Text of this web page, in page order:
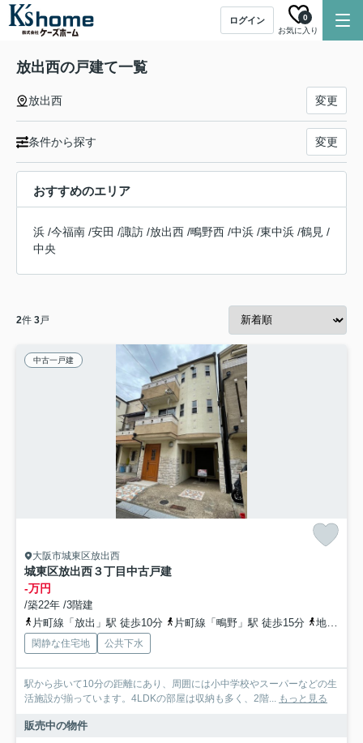
ログイン
お気に入り
0
放出西の戸建て一覧
放出西 変更
条件から探す 変更
おすすめのエリア
浜 /今福南 /安田 /諏訪 /放出西 /鴫野西 /中浜 /東中浜 /鶴見 /
中央
2件 3戸
中古一戸建
大阪市城東区放出西
城東区放出西３丁目中古戸建
-万円
/築22年 /3階建
片町線「放出」駅 徒歩10分
片町線「鴫野」駅 徒歩15分 地下鉄長堀鶴見緑地「今福鶴見」駅 徒歩18分
閑静な住宅地 公共下水
駅から歩いて10分の距離にあり、周囲には小中学校やスーパーなどの生
活施設が揃っています。4LDKの部屋は収納も多く、2階... もっと見る
販売中の物件